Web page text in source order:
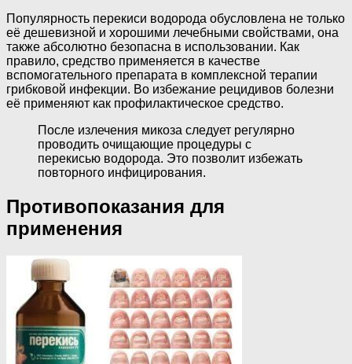
Популярность перекиси водорода обусловлена не только
её дешевизной и хорошими лечебными свойствами, она
также абсолютно безопасна в использовании. Как
правило, средство применяется в качестве
вспомогательного препарата в комплексной терапии
грибковой инфекции. Во избежание рецидивов болезни
её применяют как профилактическое средство.
После излечения микоза следует регулярно
проводить очищающие процедуры с
перекисью водорода. Это позволит избежать
повторного инфицирования.
Противопоказания для
применения